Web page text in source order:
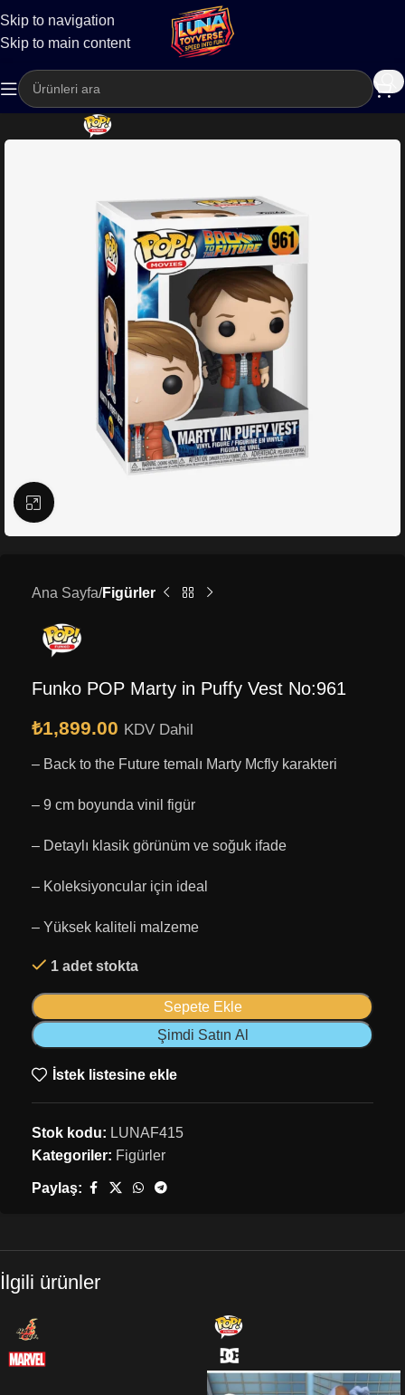
Skip to navigation
Skip to main content
Kargo
Büyütmek için tıklayın
Ana Sayfa Figürler
Funko POP Marty in Puffy Vest No:961
₺1,899.00 KDV Dahil
– Back to the Future temalı Marty Mcfly karakteri
– 9 cm boyunda vinil figür
– Detaylı klasik görünüm ve soğuk ifade
– Koleksiyoncular için ideal
– Yüksek kaliteli malzeme
1 adet stokta
Sepete Ekle
Şimdi Satın Al
İstek listesine ekle
Stok kodu: LUNAF415
Kategoriler: Figürler
Paylaş:
İlgili ürünler